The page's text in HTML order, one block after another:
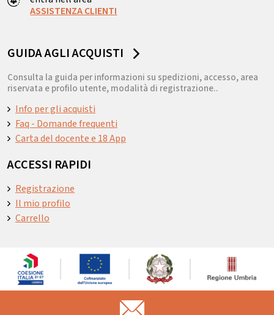
ASSISTENZA CLIENTI
GUIDA AGLI ACQUISTI
Consulta la guida per informazioni su spedizioni, accesso, area
riservata e profilo utente, modalità di registrazione..
Info per gli acquisti
Faq - Domande frequenti
Carta del docente e 18 App
ACCESSI RAPIDI
Registrazione
Il mio profilo
Carrello